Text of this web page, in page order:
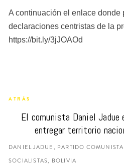
A continuación el enlace donde
declaraciones centristas de la
https://bit.ly/3jJOAOd
ATRÁS
El comunista Daniel Jadue
entregar territorio
DANIEL JADUE, PARTIDO
SOCIALISTAS, BOLIVIA